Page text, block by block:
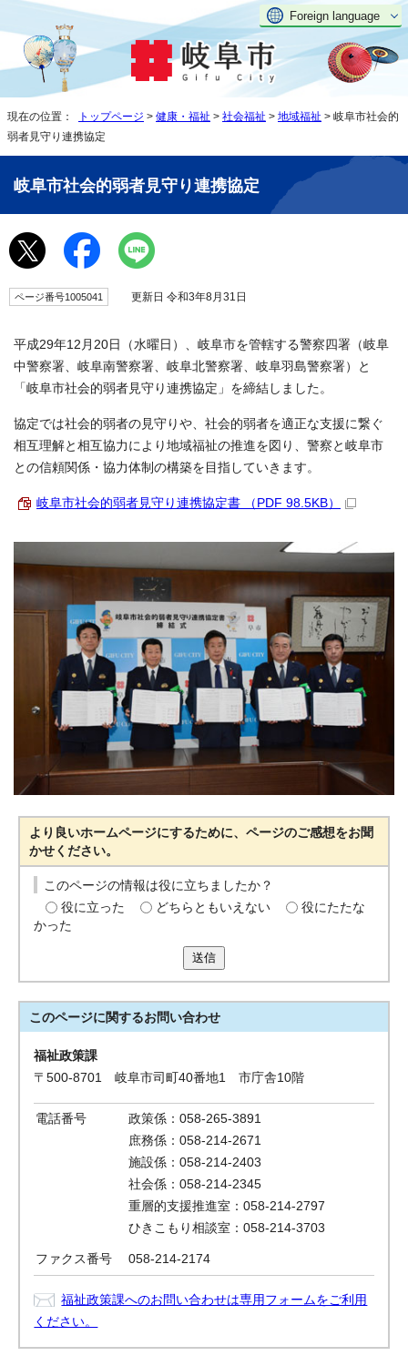
Foreign language
現在の位置： トップページ > 健康・福祉 > 社会福祉 > 地域福祉 > 岐阜市社会的
弱者見守り連携協定
岐阜市社会的弱者見守り連携協定
ページ番号1005041 更新日 令和3年8月31日
平成29年12月20日（水曜日）、岐阜市を管轄する警察四署（岐阜
中警察署、岐阜南警察署、岐阜北警察署、岐阜羽島警察署）と
「岐阜市社会的弱者見守り連携協定」を締結しました。
協定では社会的弱者の見守りや、社会的弱者を適正な支援に繋ぐ
相互理解と相互協力により地域福祉の推進を図り、警察と岐阜市
との信頼関係・協力体制の構築を目指していきます。
岐阜市社会的弱者見守り連携協定書 （PDF 98.5KB）
より良いホームページにするために、ページのご感想をお聞
かせください。
このページの情報は役に立ちましたか？
役に立った
どちらともいえない
役にたたな
かった
送信
このページに関するお問い合わせ
福祉政策課
〒500-8701 岐阜市司町40番地1 市庁舎10階
電話番号
政策係：058-265-3891
庶務係：058-214-2671
施設係：058-214-2403
社会係：058-214-2345
重層的支援推進室：058-214-2797
ひきこもり相談室：058-214-3703
ファクス番号 058-214-2174
福祉政策課へのお問い合わせは専用フォームをご利用
ください。